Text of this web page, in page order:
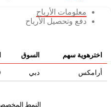
معلومات الأرباح
دفع وتحصيل الأرباح